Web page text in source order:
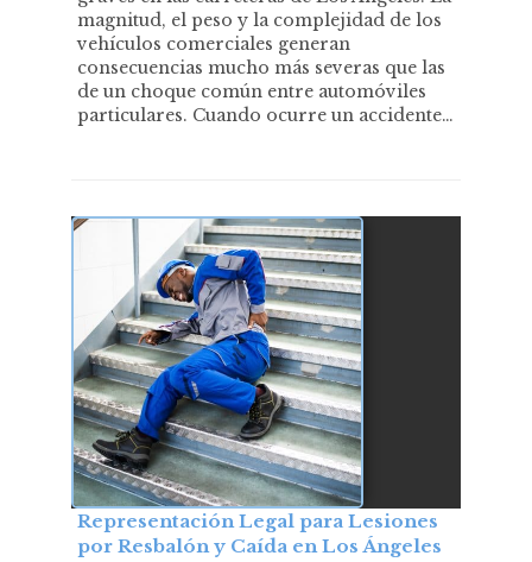
magnitud, el peso y la complejidad de los
vehículos comerciales generan
consecuencias mucho más severas que las
de un choque común entre automóviles
particulares. Cuando ocurre un accidente…
Representación Legal para Lesiones
por Resbalón y Caída en Los Ángeles